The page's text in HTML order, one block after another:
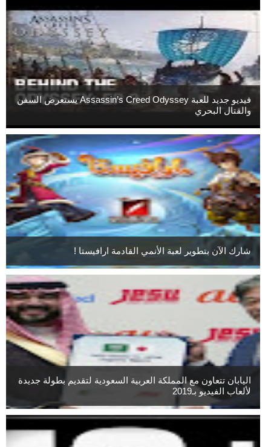
فيديو جديد للعبة Assassin’s Creed Odyssey يستعرض السفن
والقتال البحري
شارك الآن بتطوير لعبة الأنمي القادمة ارافيستا !
اليابان تتعاون مع المملكة العربية السعودية لتقديم بطولة جديدة
لألعاب الفيديو بـ2019